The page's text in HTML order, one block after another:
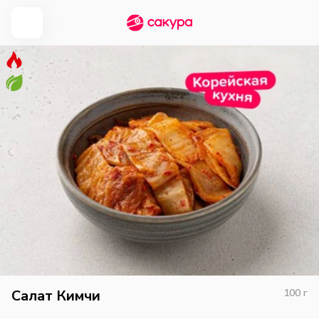
Салат Кимчи 100 г